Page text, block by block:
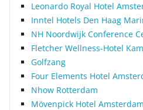
Leonardo Royal Hotel
Inntel Hotels Den Haag
NH Noordwijk Conference
Fletcher Wellness-Hotel
Golfzang
Four Elements Hotel
Nhow Rotterdam
Mövenpick Hotel